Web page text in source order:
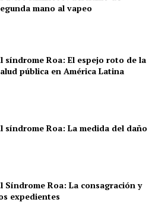
mano al vapeo
síndrome Roa: El espejo roto de la
pública en América Latina
síndrome Roa: La medida del daño
Síndrome Roa: La consagración y
expedientes